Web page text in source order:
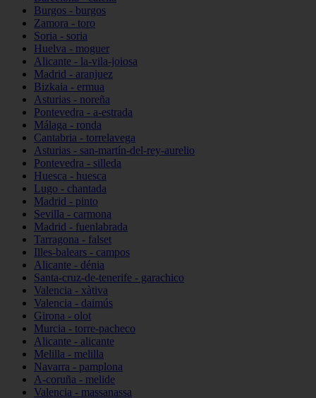
Burgos - burgos
Zamora - toro
Soria - soria
Huelva - moguer
Alicante - la-vila-joiosa
Madrid - aranjuez
Bizkaia - ermua
Asturias - noreña
Pontevedra - a-estrada
Málaga - ronda
Cantabria - torrelavega
Asturias - san-martín-del-rey-aurelio
Pontevedra - silleda
Huesca - huesca
Lugo - chantada
Madrid - pinto
Sevilla - carmona
Madrid - fuenlabrada
Tarragona - falset
Illes-balears - campos
Alicante - dénia
Santa-cruz-de-tenerife - garachico
Valencia - xàtiva
Valencia - daimús
Girona - olot
Murcia - torre-pacheco
Alicante - alicante
Melilla - melilla
Navarra - pamplona
A-coruña - melide
Valencia - massanassa